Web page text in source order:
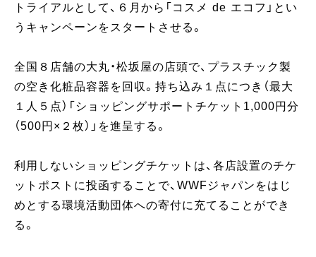
トライアルとして、６月から「コスメ de エコフ」とい
うキャンペーンをスタートさせる。
全国８店舗の大丸・松坂屋の店頭で、プラスチック製
の空き化粧品容器を回収。持ち込み１点につき（最大
１人５点）「ショッピングサポートチケット1,000円分
（500円×２枚）」を進呈する。
利用しないショッピングチケットは、各店設置のチケ
ットポストに投函することで、WWFジャパンをはじ
めとする環境活動団体への寄付に充てることができ
る。